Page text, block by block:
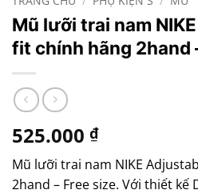
Mũ lưỡi trai nam
fit chính hãng 2hand
525.000 ₫
Mũ lưỡi trai nam NIKE
2hand – Free size. Với thiết kế